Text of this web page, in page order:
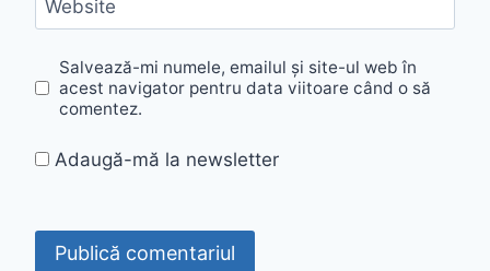
Website
Salvează-mi numele, emailul și site-ul web în
acest navigator pentru data viitoare când o să
comentez.
Adaugă-mă la newsletter